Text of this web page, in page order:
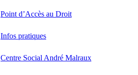
Point d’Accès au Droit
Infos pratiques
Centre Social André Malraux